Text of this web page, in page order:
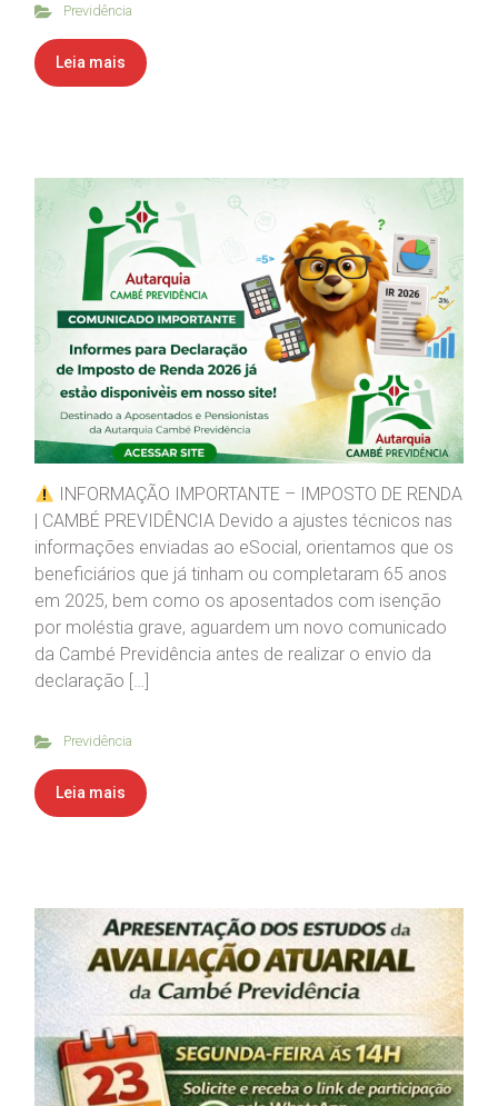
Previdência
Leia mais
INFORMAÇÃO IMPORTANTE – IMPOSTO DE RENDA
| CAMBÉ PREVIDÊNCIA Devido a ajustes técnicos nas
informações enviadas ao eSocial, orientamos que os
beneficiários que já tinham ou completaram 65 anos
em 2025, bem como os aposentados com isenção
por moléstia grave, aguardem um novo comunicado
da Cambé Previdência antes de realizar o envio da
declaração […]
Previdência
Leia mais